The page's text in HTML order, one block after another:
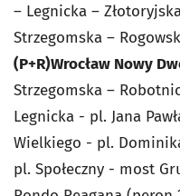
– Legnicka –
Strzegomska –
(P+R)Wrocław Nowy
Strzegomska –
Legnicka - pl. Jana
Wielkiego - pl.
pl. Społeczny - most